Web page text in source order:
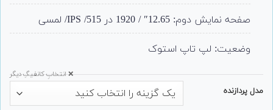
صفحه نمایش دوم: 12.65″ / 1920 در 515/ IPS/ لمسی
وضعیت: لپ تاپ استوک
مدل پردازنده
❌ انتخابِ کانفیگِ دیگر